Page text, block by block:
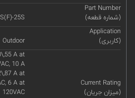
Part Number
(شماره قطعه)
25S
Application
(کاربری)
Outdoor
Current Rating
(میزان جریان)
A at
10 A
A at
6 A at
120VAC